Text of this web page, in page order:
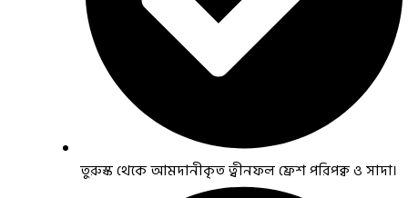
তুরুস্ক থেকে আমদানীকৃত ত্বীনফল ফ্রেশ পরিপক্ব ও সাদা।